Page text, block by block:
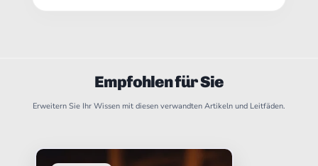
Empfohlen für Sie
Erweitern Sie Ihr Wissen mit diesen verwandten Artikeln und Leitfäden.